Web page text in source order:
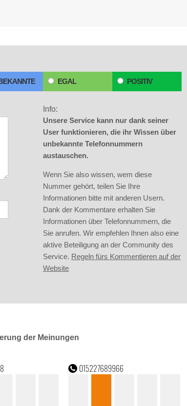
EGAL POSITIV
Info:
Unsere Service kann nur dank seiner
User funktionieren, die ihr Wissen über
unbekannte Telefonnummern
austauschen.
Wenn Sie also wissen, wem diese
Nummer gehört, teilen Sie Ihre
Informationen bitte mit anderen Usern.
Dank der Kommentare erhalten Sie
Informationen über Telefonnummern, die
Sie anrufen. Wir empfehlen Ihnen also eine
aktive Beteiligung an der Community des
Service. Regeln fürs Kommentieren auf der
Website
der Meinungen